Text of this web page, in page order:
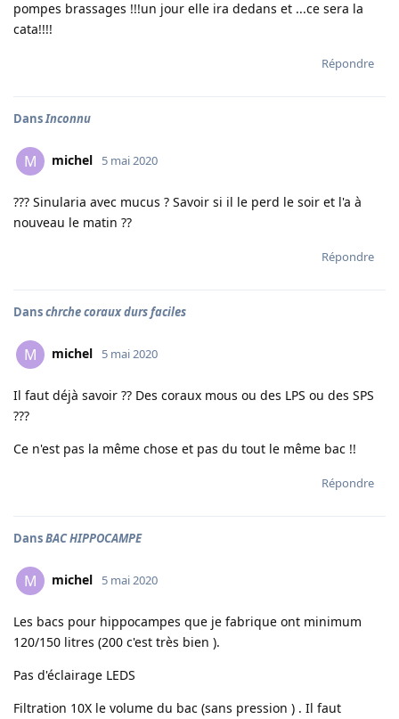
pompes brassages !!!un jour elle ira dedans et ...ce sera la
cata!!!!
Répondre
DansInconnu
M michel 5 mai 2020
??? Sinularia avec mucus ? Savoir si il le perd le soir et l'a à
nouveau le matin ??
Répondre
Danschrche coraux durs faciles
M michel 5 mai 2020
Il faut déjà savoir ?? Des coraux mous ou des LPS ou des SPS
???
Ce n'est pas la même chose et pas du tout le même bac !!
Répondre
DansBAC HIPPOCAMPE
M michel 5 mai 2020
Les bacs pour hippocampes que je fabrique ont minimum
120/150 litres (200 c'est très bien ).
Pas d'éclairage LEDS
Filtration 10X le volume du bac (sans pression ) . Il faut